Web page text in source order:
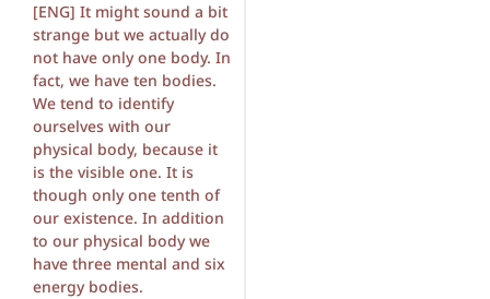
[ENG] It might sound a bit
strange but we actually do
not have only one body. In
fact, we have ten bodies.
We tend to identify
ourselves with our
physical body, because it
is the visible one. It is
though only one tenth of
our existence. In addition
to our physical body we
have three mental and six
energy bodies.